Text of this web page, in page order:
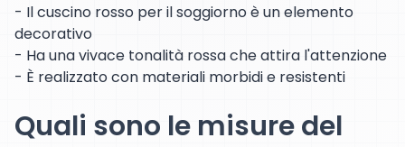
- Il cuscino rosso per il soggiorno è un elemento
decorativo
- Ha una vivace tonalità rossa che attira l'attenzione
- È realizzato con materiali morbidi e resistenti
Quali sono le misure del